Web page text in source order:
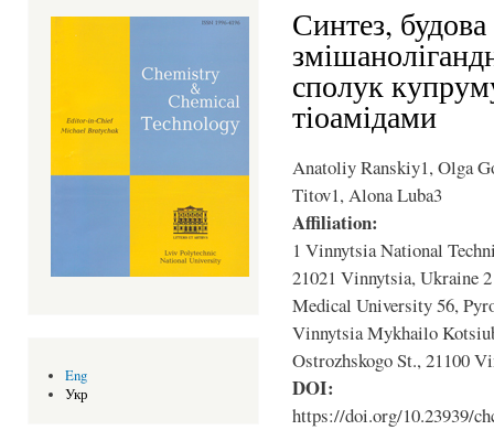
Eng
Укр
Синтез,
сполук
тіоамідами
Anatoliy Ranskiy1, Olga
Titov1, Alona Luba3
Affiliation:
1 Vinnytsia National
21021 Vinnytsia, Ukraine
Medical University 56,
Vinnytsia Mykhailo
Ostrozhskogo St., 21100
DOI:
https://doi.org/10.23939/